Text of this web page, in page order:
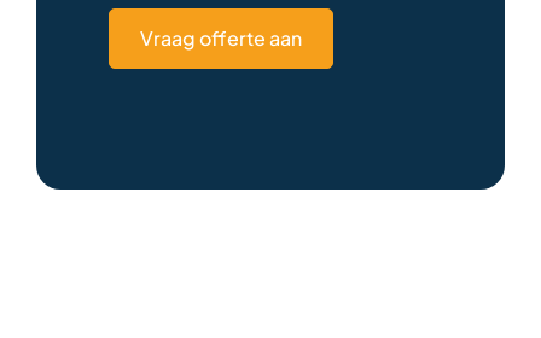
Vraag offerte aan